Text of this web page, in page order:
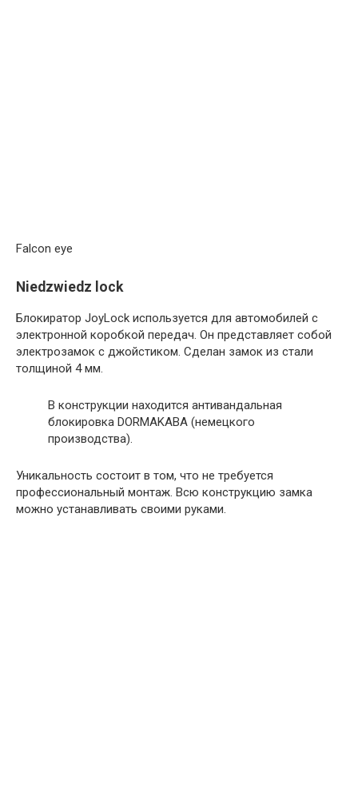
Falcon eye
Niedzwiedz lock
Блокиратор JoyLock используется для автомобилей с
электронной коробкой передач. Он представляет собой
электрозамок с джойстиком. Сделан замок из стали
толщиной 4 мм.
В конструкции находится антивандальная
блокировка DORMAKABA (немецкого
производства).
Уникальность состоит в том, что не требуется
профессиональный монтаж. Всю конструкцию замка
можно устанавливать своими руками.